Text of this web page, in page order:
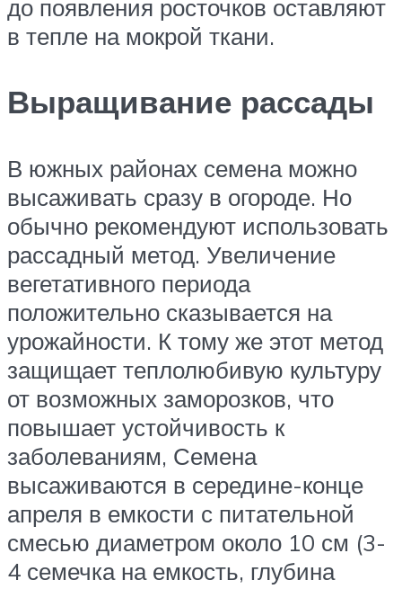
до появления росточков оставляют
в тепле на мокрой ткани.
Выращивание рассады
В южных районах семена можно
высаживать сразу в огороде. Но
обычно рекомендуют использовать
рассадный метод. Увеличение
вегетативного периода
положительно сказывается на
урожайности. К тому же этот метод
защищает теплолюбивую культуру
от возможных заморозков, что
повышает устойчивость к
заболеваниям, Семена
высаживаются в середине-конце
апреля в емкости с питательной
смесью диаметром около 10 см (3-
4 семечка на емкость, глубина